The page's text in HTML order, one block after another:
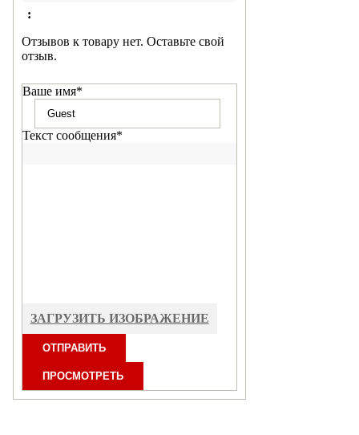
:
Отзывов к товару нет. Оставьте свой
отзыв.
Ваше имя*
Текст сообщения*
ЗАГРУЗИТЬ ИЗОБРАЖЕНИЕ